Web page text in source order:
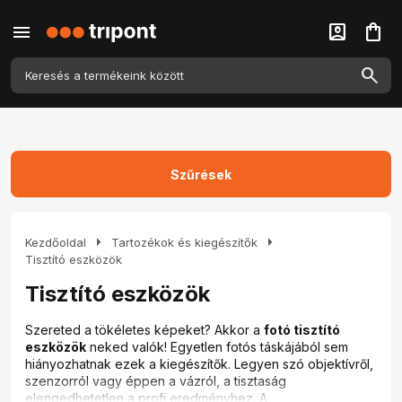
menu account_box shopping_bag
Kezdőoldal arrow_right Tartozékok és kiegészítők arrow_right
Tisztító eszközök
Tisztító eszközök
Szereted a tökéletes képeket? Akkor a fotó tisztító
eszközök neked valók! Egyetlen fotós táskájából sem
hiányozhatnak ezek a kiegészítők. Legyen szó objektívről,
szenzorról vagy éppen a vázról, a tisztaság
elengedhetetlen a profi eredményhez. A
Szűrések